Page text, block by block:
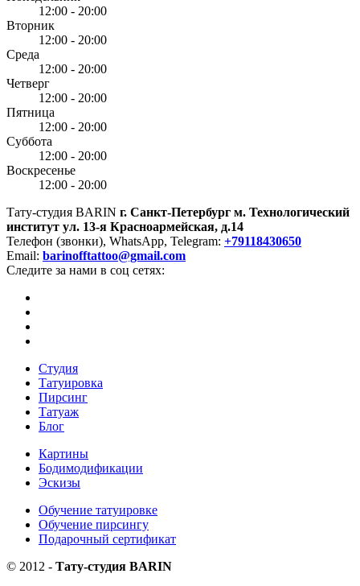
12:00 - 20:00
Вторник
12:00 - 20:00
Среда
12:00 - 20:00
Четверг
12:00 - 20:00
Пятница
12:00 - 20:00
Суббота
12:00 - 20:00
Воскресенье
12:00 - 20:00
Тату-студия BARIN г. Санкт-Петербург м. Технологический
институт ул. 13-я Красноармейская, д.14
Телефон (звонки), WhatsApp, Telegram: +79118430650
Email: barinofftattoo@gmail.com
Следите за нами в соц сетях:
Студия
Татуировка
Пирсинг
Татуаж
Блог
Картины
Бодимодификации
Эскизы
Обучение татуировке
Обучение пирсингу
Подарочный сертификат
© 2012 - Тату-студия BARIN